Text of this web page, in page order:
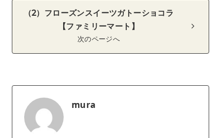
（2）フローズンスイーツガトーショコラ
【ファミリーマート】
次のページへ
mura